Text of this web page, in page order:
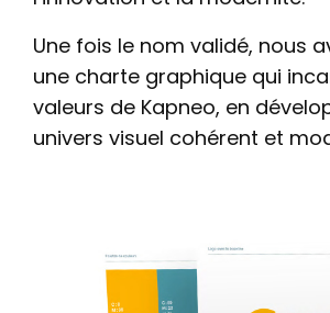
Une fois le nom validé, nous
une charte graphique qui
valeurs de Kapneo, en
univers visuel cohérent et